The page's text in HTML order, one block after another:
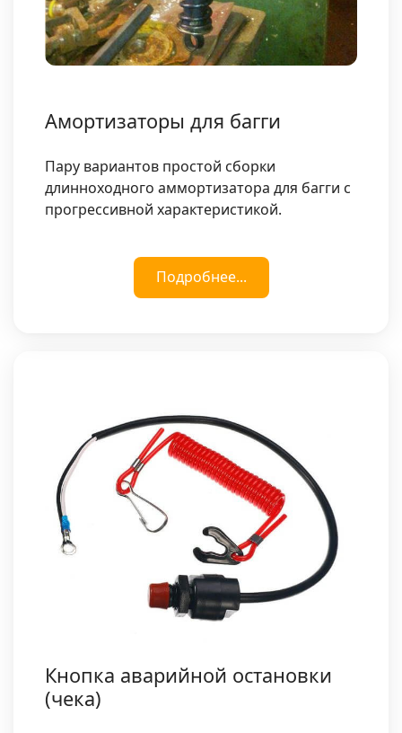
Амортизаторы для багги
Пару вариантов простой сборки
длинноходного аммортизатора для багги с
прогрессивной характеристикой.
Подробнее...
Кнопка аварийной остановки
(чека)